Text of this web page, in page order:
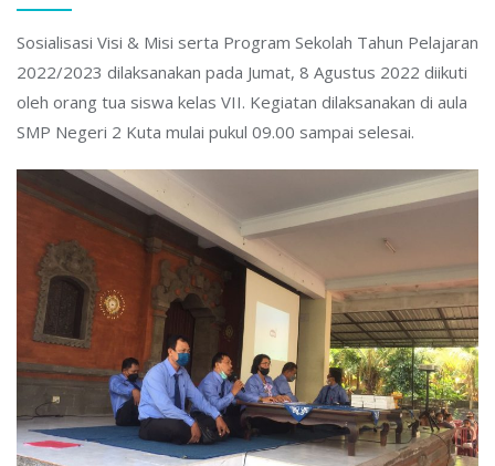
Sosialisasi Visi & Misi serta Program Sekolah Tahun Pelajaran
2022/2023 dilaksanakan pada Jumat, 8 Agustus 2022 diikuti
oleh orang tua siswa kelas VII. Kegiatan dilaksanakan di aula
SMP Negeri 2 Kuta mulai pukul 09.00 sampai selesai.